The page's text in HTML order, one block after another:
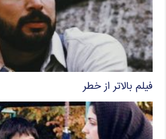
فیلم بالاتر از خطر